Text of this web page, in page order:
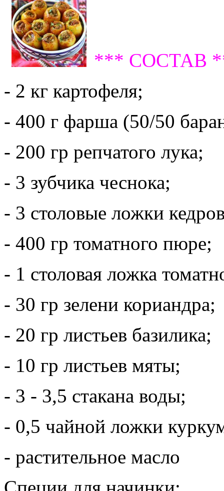
*** СОСТАВ
- 2 кг картофеля;
- 400 г фарша (50/50
- 200 гр репчатого лука;
- 3 зубчика чеснока;
- 3 столовые ложки
- 400 гр томатного пюре;
- 1 столовая ложка
- 30 гр зелени кориандра;
- 20 гр листьев базилика;
- 10 гр листьев мяты;
- 3 - 3,5 стакана воды;
- 0,5 чайной ложки
- растительное масло